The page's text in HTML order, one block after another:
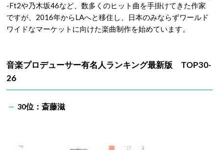
-Ft2や乃木坂46など、数多くのヒット曲を手掛けてきた作家
ですが、2016年からLAへと移住し、日本のみならずワールド
ワイドなマーケットに向けた楽曲制作を始めています。
音楽プロデューサー有名人ランキング最新版 TOP30-
26
30位：斎藤滋